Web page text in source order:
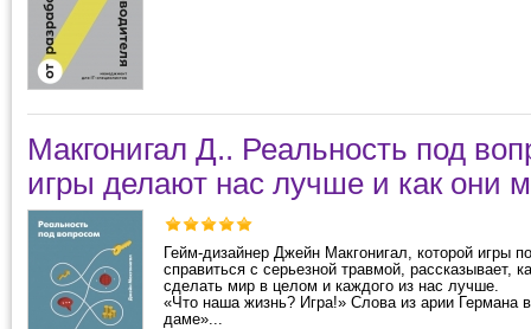
Макгонигал Д.. Реальность под
игры делают нас лучше и как они
Гейм-дизайнер Джейн Макгонигал, которой игры
справиться с серьезной травмой, рассказывает,
сделать мир в целом и каждого из нас лучше.
«Что наша жизнь? Игра!» Слова из арии Германа
даме»...